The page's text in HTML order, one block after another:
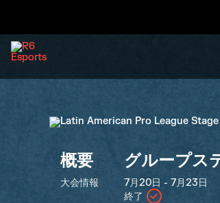
概要
大会情報
グループス
7月20日 - 7月23日
終了